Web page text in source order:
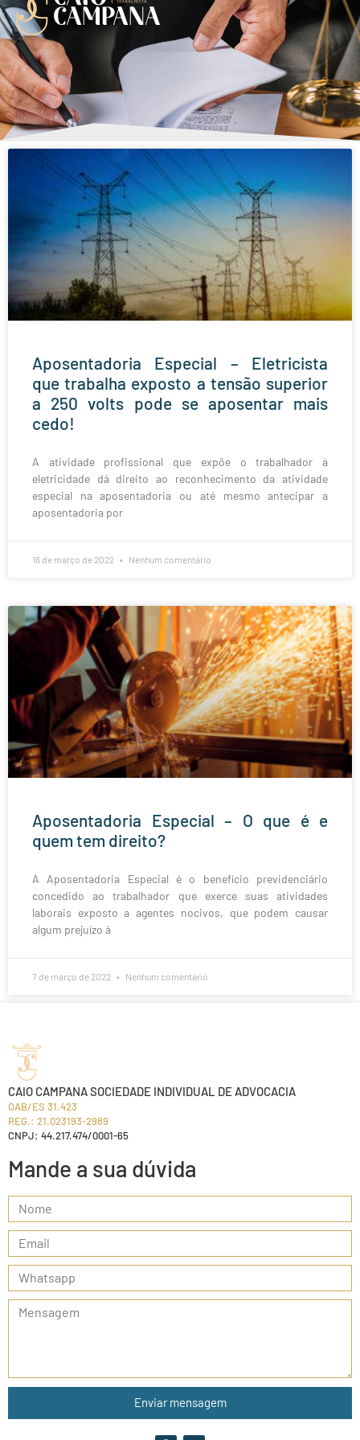
Aposentadoria Especial – Eletricista
que trabalha exposto a tensão superior
a 250 volts pode se aposentar mais
cedo!
A atividade profissional que expõe o trabalhador à
eletricidade dá direito ao reconhecimento da atividade
especial na aposentadoria ou até mesmo antecipar a
aposentadoria por
16 de março de 2022 Nenhum comentário
Aposentadoria Especial – O que é e
quem tem direito?
A Aposentadoria Especial é o benefício previdenciário
concedido ao trabalhador que exerce suas atividades
laborais exposto a agentes nocivos, que podem causar
algum prejuízo à
7 de março de 2022 Nenhum comentário
Mande a sua dúvida
Enviar mensagem
CAIO CAMPANA SOCIEDADE INDIVIDUAL DE ADVOCACIA
OAB/ES 31.423
REG.: 21.023193-2989
CNPJ: 44.217.474/0001-65